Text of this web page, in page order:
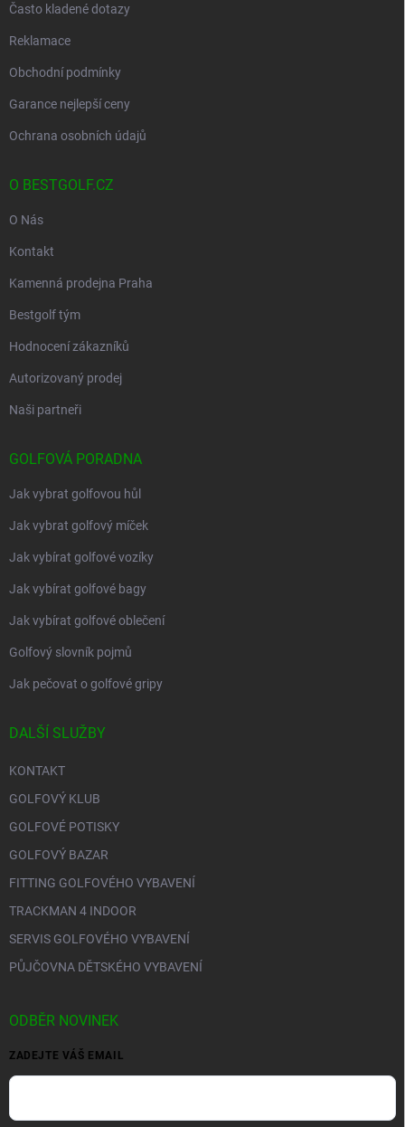
Často kladené dotazy
Reklamace
Obchodní podmínky
Garance nejlepší ceny
Ochrana osobních údajů
O BESTGOLF.CZ
O Nás
Kontakt
Kamenná prodejna Praha
Bestgolf tým
Hodnocení zákazníků
Autorizovaný prodej
Naši partneři
GOLFOVÁ PORADNA
Jak vybrat golfovou hůl
Jak vybrat golfový míček
Jak vybírat golfové vozíky
Jak vybírat golfové bagy
Jak vybírat golfové oblečení
Golfový slovník pojmů
Jak pečovat o golfové gripy
DALŠÍ SLUŽBY
KONTAKT
GOLFOVÝ KLUB
GOLFOVÉ POTISKY
GOLFOVÝ BAZAR
FITTING GOLFOVÉHO VYBAVENÍ
TRACKMAN 4 INDOOR
SERVIS GOLFOVÉHO VYBAVENÍ
PŮJČOVNA DĚTSKÉHO VYBAVENÍ
ODBĚR NOVINEK
ZADEJTE VÁŠ EMAIL